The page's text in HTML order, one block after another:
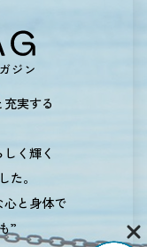
実する
く輝く
た。
心と身体で
”